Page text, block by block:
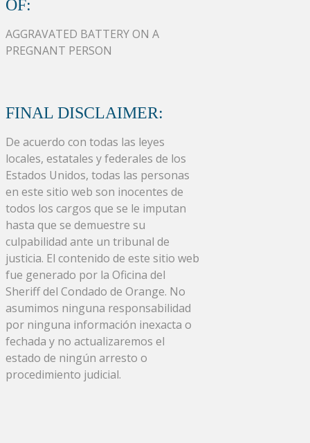
OF:
AGGRAVATED BATTERY ON A
PREGNANT PERSON
FINAL DISCLAIMER:
De acuerdo con todas las leyes
locales, estatales y federales de los
Estados Unidos, todas las personas
en este sitio web son inocentes de
todos los cargos que se le imputan
hasta que se demuestre su
culpabilidad ante un tribunal de
justicia. El contenido de este sitio web
fue generado por la Oficina del
Sheriff del Condado de Orange. No
asumimos ninguna responsabilidad
por ninguna información inexacta o
fechada y no actualizaremos el
estado de ningún arresto o
procedimiento judicial.